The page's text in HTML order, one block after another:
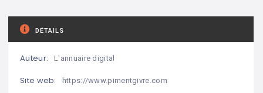
DÉTAILS
Auteur: L'annuaire digital
Site web: https://www.pimentgivre.com